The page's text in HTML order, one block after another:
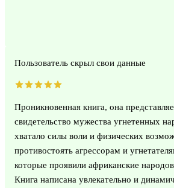
Пользователь скрыл свои данные
Проникновенная книга, она
свидетельство мужества угнетенных
хватало силы воли и физических
противостоять агрессорам и
которые проявили африканские
Книга написана увлекательно и